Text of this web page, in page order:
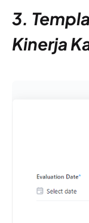
3.
Kinerja